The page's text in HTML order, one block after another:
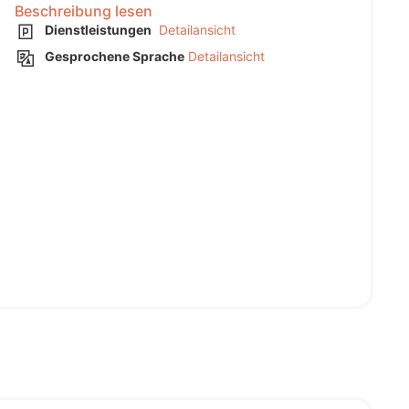
Beschreibung lesen
Dienstleistungen Detailansicht
Gesprochene Sprache Detailansicht